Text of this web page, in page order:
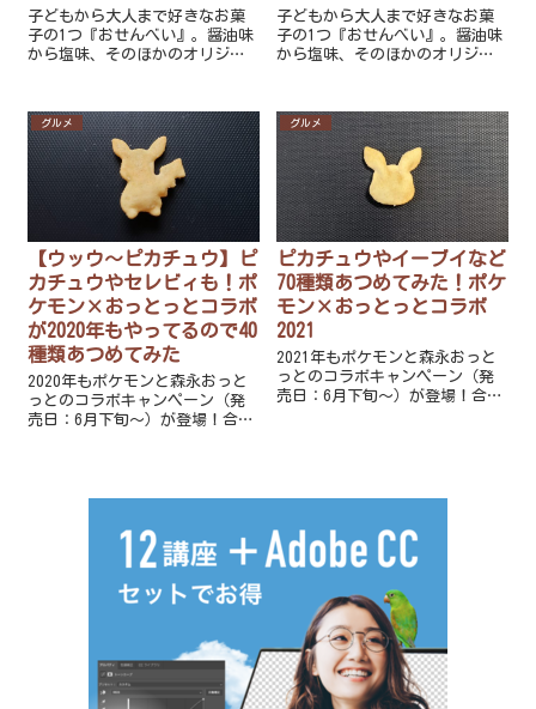
子どもから大人まで好きなお菓
子の1つ『おせんべい』。醤油味
から塩味、そのほかのオリジナ
知れば、より美味しく食べられ
ること間違い無いですよ！
子どもから大人まで好きなお菓
子の1つ『おせんべい』。醤油味
から塩味、そのほかのオリジナ
知れば、より美味しく食べられ
ること間違い無いですよ！
グルメ
【ウッウ～ピカチュウ】ピ
カチュウやセレビィも！ポ
ケモン×おっとっとコラボ
が2020年もやってるので40
種類あつめてみた
2020年もポケモンと森永おっと
っとのコラボキャンペーン（発
売日：6月下旬～）が登場！合計
グルメ
ピカチュウやイーブイなど
70種類あつめてみた！ポケ
モン×おっとっとコラボ
2021
2021年もポケモンと森永おっと
っとのコラボキャンペーン（発
売日：6月下旬～）が登場！合計